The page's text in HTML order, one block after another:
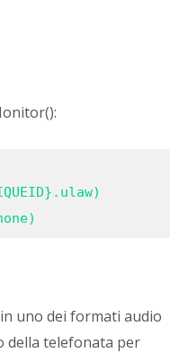
uno dei formati audio
della telefonata per